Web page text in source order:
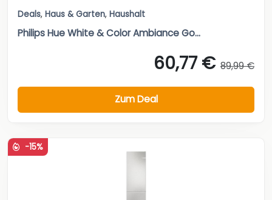
Deals, Haus & Garten, Haushalt
Philips Hue White & Color Ambiance Go...
60,77 € 89,99 €
Zum Deal
-15%